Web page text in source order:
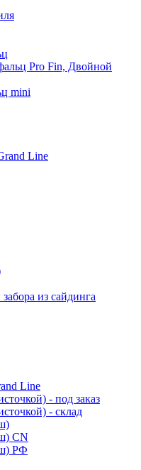
Pro Fin, Двойной
mini
Line
из сайдинга
Line
- под заказ
- склад
CN
РФ